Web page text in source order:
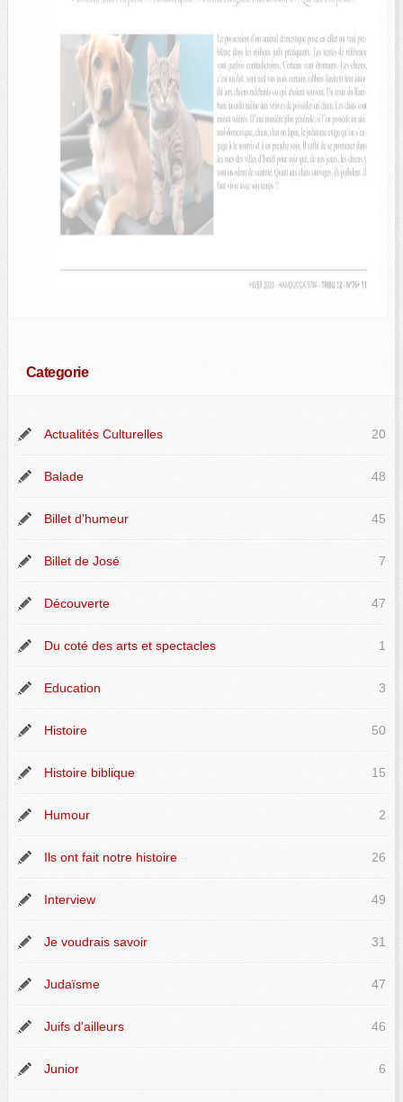
Categorie
Actualités Culturelles 20
Balade 48
Billet d'humeur 45
Billet de José 7
Découverte 47
Du coté des arts et spectacles 1
Education 3
Histoire 50
Histoire biblique 15
Humour 2
Ils ont fait notre histoire 26
Interview 49
Je voudrais savoir 31
Judaïsme 47
Juifs d'ailleurs 46
Junior 6